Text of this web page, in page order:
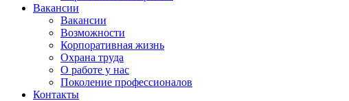
Вакансии
Вакансии
Возможности
Корпоративная жизнь
Охрана труда
О работе у нас
Поколение профессионалов
Контакты